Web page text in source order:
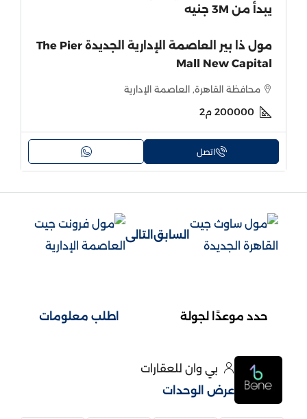
يبدأ من 3M جنيه
مول ذا بير العاصمة الإدارية الجديدة The Pier
Mall New Capital
محافظة القاهرة, العاصمة الإدارية
200000 م2
اتصل
السابق التالى
حدد موعدًا لجولة اطلب معلومات
بي وان للعقارات
عرض الوحدات